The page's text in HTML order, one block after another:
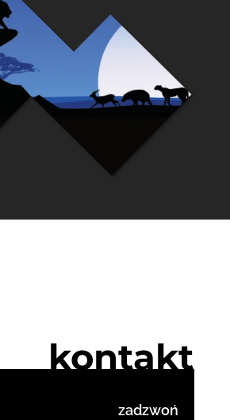
kontakt
zadzwoń